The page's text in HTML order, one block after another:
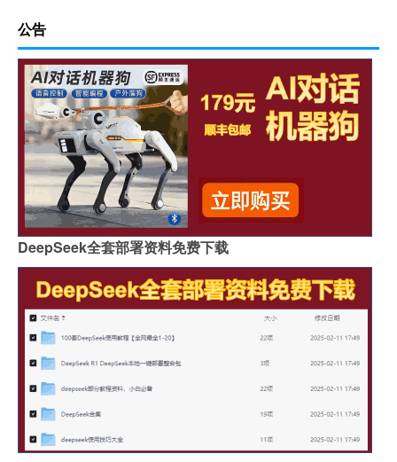
公告
DeepSeek全套部署资料免费下载